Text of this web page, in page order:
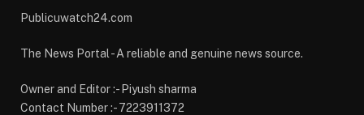
Publicuwatch24.com
The News Portal - A reliable and genuine news source.
Owner and Editor :- Piyush sharma
Contact Number :- 7223911372